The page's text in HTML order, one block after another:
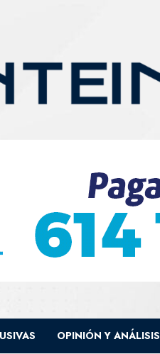
OPINIÓN Y ANÁLISIS